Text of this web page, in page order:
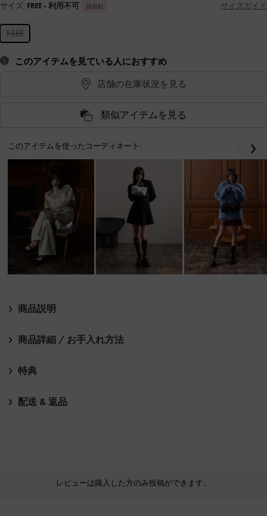
サイズ: FREE - 利用不可 品切れ サイズガイド
FREE
このアイテムを見ている人におすすめ
店舗の在庫状況を見る
類似アイテムを見る
このアイテムを使ったコーディネート: 戻る
商品説明
商品詳細 / お手入れ方法
特典
配送 & 返品
レビューは購入した方のみ投稿ができます。